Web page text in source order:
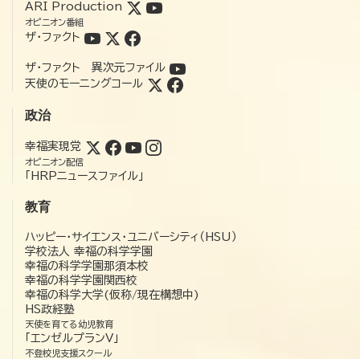
ARI Production
オピニオン番組
ザ・ファクト
ザ・ファクト 異次元ファイル
天使のモーニングコール
政治
幸福実現党
オピニオン配信
「HRPニュースファイル」
教育
ハッピー・サイエンス・ユニバーシティ（HSU）
学校法人 幸福の科学学園
幸福の科学学園那須本校
幸福の科学学園関西校
幸福の科学大学(仮称/現在構想中)
HS政経塾
天使を育てる幼児教育
「エンゼルプランV」
不登校児支援スクール